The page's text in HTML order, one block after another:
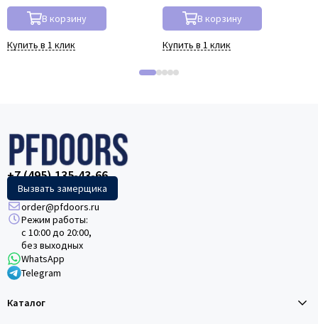
В корзину
Купить в 1 клик
В корзину
Купить в 1 клик
+7 (495) 135-43-66
Вызвать замерщика
order@pfdoors.ru
Режим работы:
с 10:00 до 20:00,
без выходных
WhatsApp
Telegram
Каталог